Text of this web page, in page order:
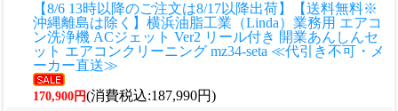
【8/6 13時以降のご注文は8/17以降出荷】【送料無料※
沖縄離島は除く】横浜油脂工業（Linda）業務用 エアコ
ン洗浄機 ACジェット Ver2 リール付き 開業あんしんセ
ット エアコンクリーニング mz34-seta ≪代引き不可・メ
ーカー直送≫
170,900円(消費税込:187,990円)